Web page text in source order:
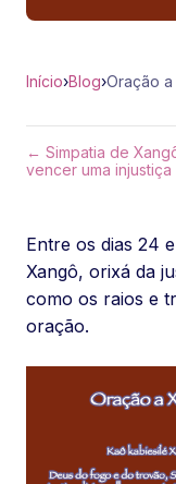
Início›Blog›Oração a
← Simpatia de
vencer uma injustiça
Entre os dias 24
Xangô, orixá da
como os raios e
oração.